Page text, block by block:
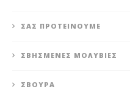
ΣΑΣ ΠΡΟΤΕΊΝΟΥΜΕ
ΣΒΗΣΜΈΝΕΣ ΜΟΛΥΒΙΈΣ
ΣΒΟΎΡΑ